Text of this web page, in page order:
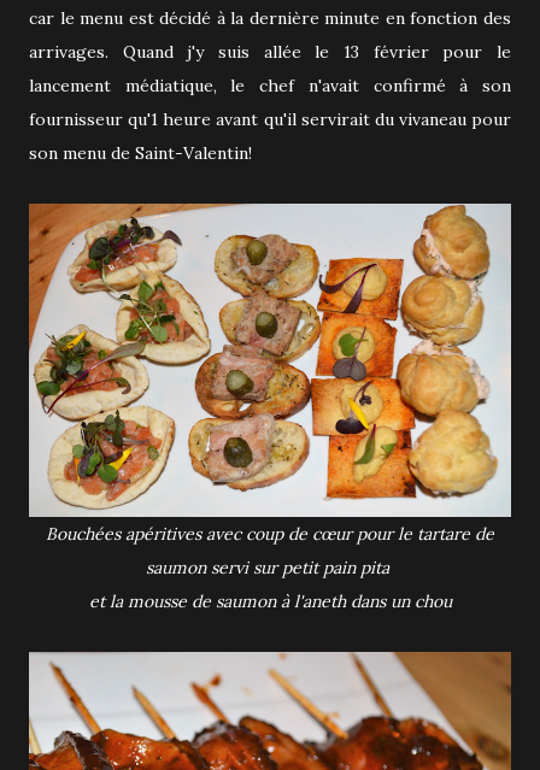
car le menu est décidé à la dernière minute en fonction des
arrivages. Quand j'y suis allée le 13 février pour le
lancement médiatique, le chef n'avait confirmé à son
fournisseur qu'1 heure avant qu'il servirait du vivaneau pour
son menu de Saint-Valentin!
Bouchées apéritives avec coup de cœur pour le tartare de
saumon servi sur petit pain pita
et la mousse de saumon à l'aneth dans un chou